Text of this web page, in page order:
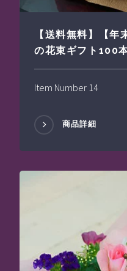
【送料無料】【年
の花束ギフト100
Item Number 14
商品詳細